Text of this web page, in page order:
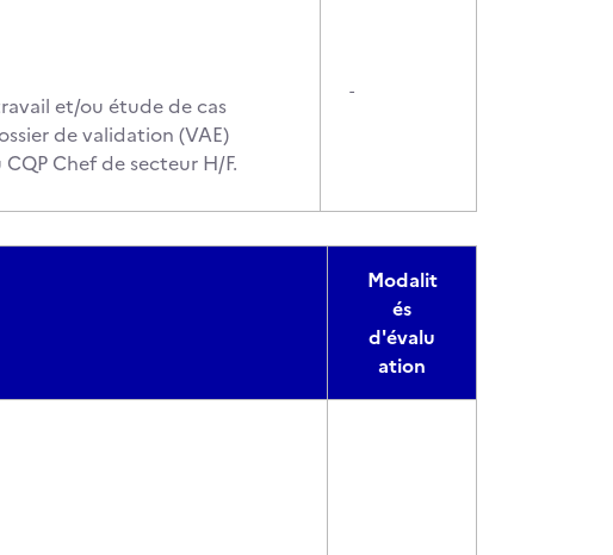
et/ou étude de cas
de validation (VAE)
Chef de secteur H/F.
-
Modalit
és
d'évalu
ation